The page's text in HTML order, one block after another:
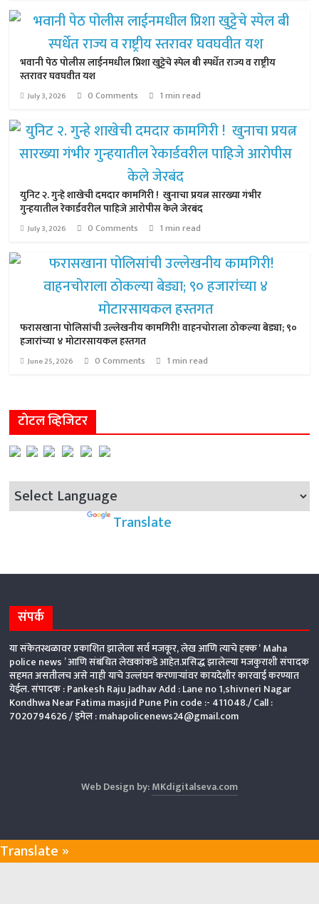
भवानी पेठ पोलीस लाईनमधील प्रिशा खुट्टेचे स्पेल बी स्पर्धेत राज्य व राष्ट्रीय
स्तरावर घवघवीत यश
July 3, 2026 0 Comments 1 min read
युनिट २. गुन्हे शाखेची दमदार कामगिरी ! खुनाचा प्रयत्न सारख्या गंभीर
गुन्हयातील रेकार्डवरील पाहिजे आरोपीस केले जेरबंद
July 3, 2026 0 Comments 1 min read
फरासखाना पोलिसांची उल्लेखनीय कामगिरी! वाहनचोराला ठोकल्या बेड्या; ९०
हजारांच्या ४ मोटारसायकल हस्तगत
June 25, 2026 0 Comments 1 min read
टोटल व्हिजिटर
Powered by Translate
संपर्क
या संकेतस्थळावर प्रकाशित झालेला सर्व मजकूर, लेख आणि त्याचे हक्क ‘ Maha
police news ’ आणि संबंधित लेखकांकडे आहेत.प्रसिद्ध झालेल्या मजकुराशी संपादक
सहमत असतीलच असे नाही याचे उल्लंघन करणाऱ्यांवर कायदेशीर कारवाई करण्यात
येईल. संपादक : Pankesh Raju Jadhav Add : Lane no 1,shivneri Nagar
Kondhwa Near Fatima masjid Pune Pin code :- 411048./ Call :
7020794626 /इमेल : mahapolicenews24@gmail.com
Web Design by:MKdigitalseva.com
Translate »